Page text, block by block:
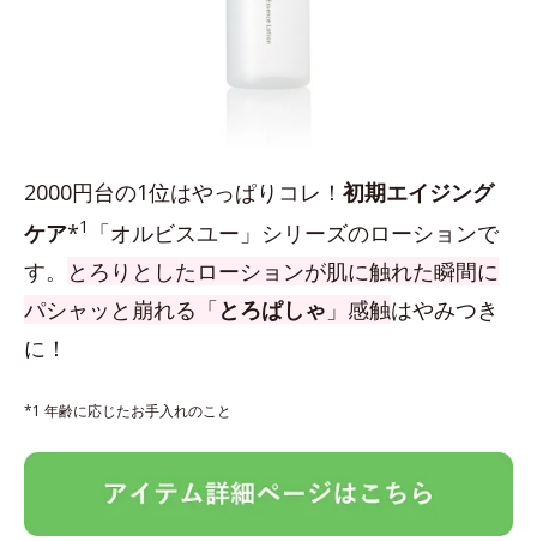
2000円台の1位はやっぱりコレ！ 初期エイジング
ケア*1
「オルビスユー」シリーズのローションで
す。
とろりとしたローションが肌に触れた瞬間に
パシャッと崩れる「とろぱしゃ 」感触はやみつき
に！
*1 年齢に応じたお手入れのこと